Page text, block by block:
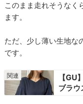
このまま走れそうなく
ます。
ただ、少し薄い生地な
です。
【GU
ブラ